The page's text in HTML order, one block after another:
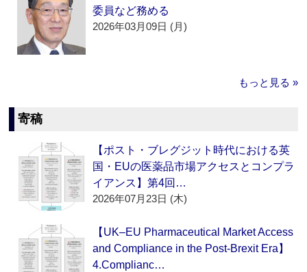
委員など務める
2026年03月09日 (月)
もっと見る »
寄稿
【ポスト・ブレグジット時代における英
国・EUの医薬品市場アクセスとコンプラ
イアンス】第4回…
2026年07月23日 (木)
【UK–EU Pharmaceutical Market Access
and Compliance in the Post-Brexit Era】
4.Complianc…